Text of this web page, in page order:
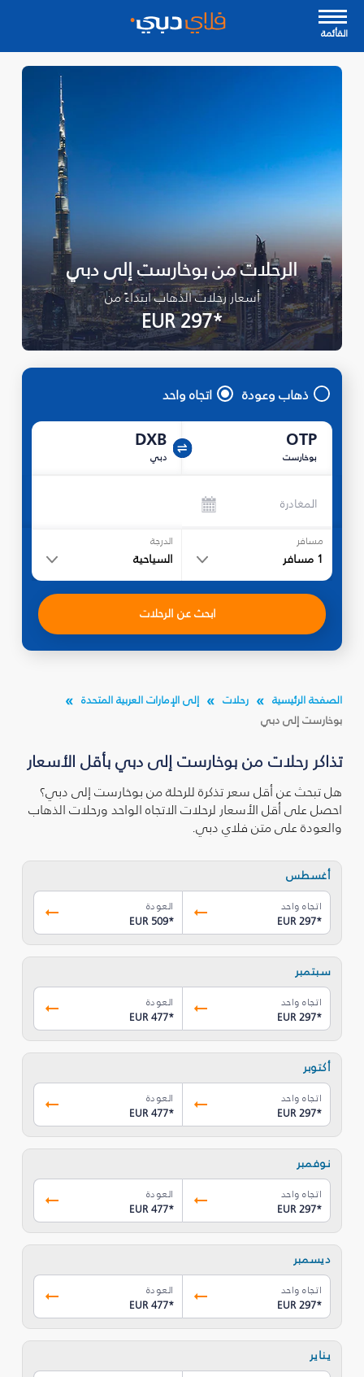
القأئمة
الرحلات من بوخارست إلى دبي
أسعار رحلات الذهاب ابتداءً من
*EUR 297
ذهاب وعودة اتجاه واحد
OTP
بوخارست
DXB
دبي
المغادرة
مسافر
1 مسافر
الدرجة
السياحية
ابحث عن الرحلات
الصفحة الرئيسية رحلات
إلى الإمارات العربية المتحدة
بوخارست إلى دبي
تذاكر رحلات من بوخارست إلى دبي بأقل الأسعار
هل تبحث عن أقل سعر تذكرة للرحلة من بوخارست إلى دبي؟
احصل على أقل الأسعار لرحلات الاتجاه الواحد ورحلات الذهاب
والعودة على متن فلاي دبي.
أغسطس
اتجاه واحد
EUR 297*
العودة
EUR 509*
سبتمبر
اتجاه واحد
EUR 297*
العودة
EUR 477*
أكتوبر
اتجاه واحد
EUR 297*
العودة
EUR 477*
نوفمبر
اتجاه واحد
EUR 297*
العودة
EUR 477*
ديسمبر
اتجاه واحد
EUR 297*
العودة
EUR 477*
يناير